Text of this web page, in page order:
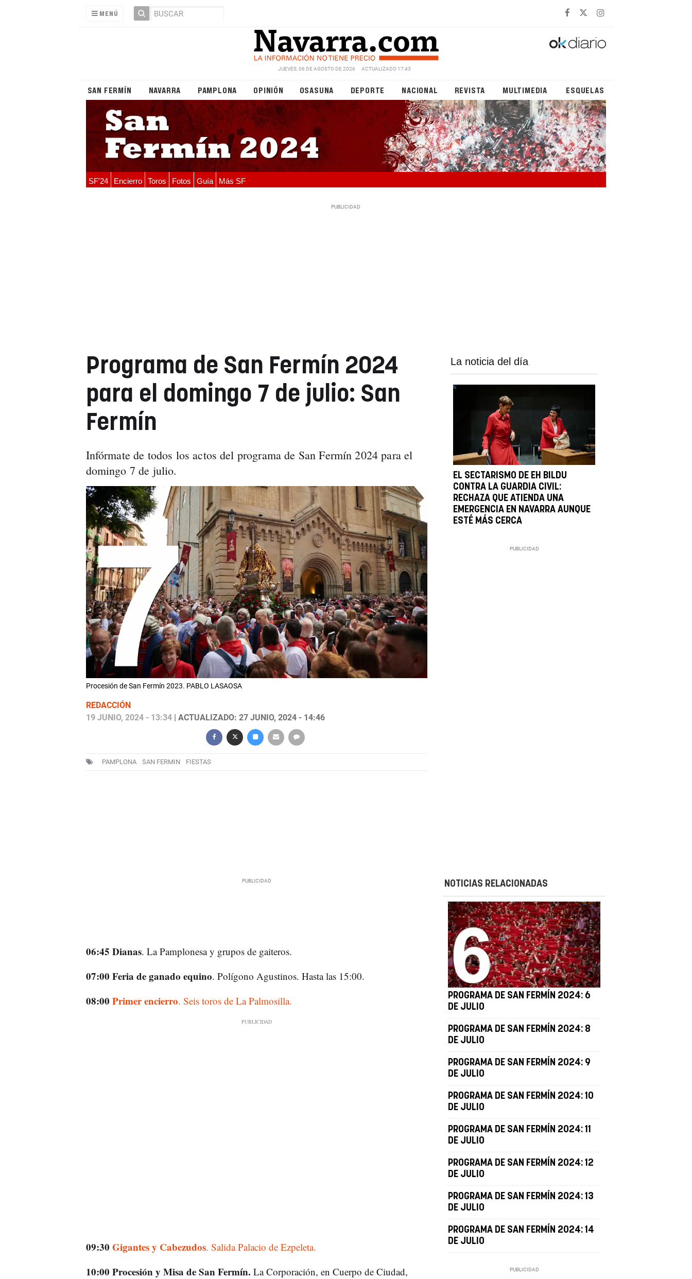
MENÚ
JUEVES, 06 DE AGOSTO DE 2026 ACTUALIZADO 17:43
SAN FERMÍN NAVARRA PAMPLONA OPINIÓN OSASUNA DEPORTE NACIONAL REVISTA MULTIMEDIA ESQUELAS
SF'24 Encierro Toros Fotos Guía Más SF
Programa de San Fermín 2024
para el domingo 7 de julio: San
Fermín
Infórmate de todos los actos del programa de San Fermín 2024 para el
domingo 7 de julio.
Procesión de San Fermín 2023. PABLO LASAOSA
REDACCIÓN
19 JUNIO, 2024 - 13:34| ACTUALIZADO: 27 JUNIO, 2024 - 14:46
PAMPLONA SAN FERMIN FIESTAS
La noticia del día
EL SECTARISMO DE EH BILDU
CONTRA LA GUARDIA CIVIL:
RECHAZA QUE ATIENDA UNA
EMERGENCIA EN NAVARRA AUNQUE
ESTÉ MÁS CERCA
06:45 Dianas. La Pamplonesa y grupos de gaiteros.
07:00 Feria de ganado equino. Polígono Agustinos. Hasta las 15:00.
08:00 Primer encierro. Seis toros de La Palmosilla.
09:30 Gigantes y Cabezudos. Salida Palacio de Ezpeleta.
10:00 Procesión y Misa de San Fermín. La Corporación, en Cuerpo de Ciudad,
NOTICIAS RELACIONADAS
PROGRAMA DE SAN FERMÍN 2024: 6
DE JULIO
PROGRAMA DE SAN FERMÍN 2024: 8
DE JULIO
PROGRAMA DE SAN FERMÍN 2024: 9
DE JULIO
PROGRAMA DE SAN FERMÍN 2024: 10
DE JULIO
PROGRAMA DE SAN FERMÍN 2024: 11
DE JULIO
PROGRAMA DE SAN FERMÍN 2024: 12
DE JULIO
PROGRAMA DE SAN FERMÍN 2024: 13
DE JULIO
PROGRAMA DE SAN FERMÍN 2024: 14
DE JULIO